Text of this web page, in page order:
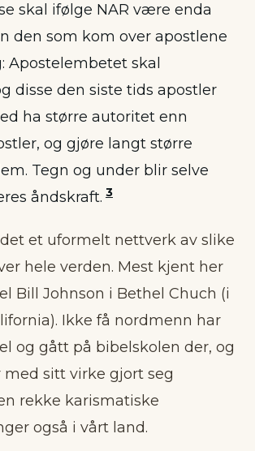
skal ifølge NAR være enda
den som kom over apostlene
Apostelembetet skal
disse den siste tids apostler
ha større autoritet enn
og gjøre langt større
Tegn og under blir selve
åndskraft. 3
et uformelt nettverk av slike
hele verden. Mest kjent her
Bill Johnson i Bethel Chuch (i
Ikke få nordmenn har
og gått på bibelskolen der, og
med sitt virke gjort seg
rekke karismatiske
også i vårt land.